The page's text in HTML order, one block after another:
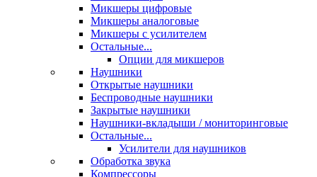
Микшеры цифровые
Микшеры аналоговые
Микшеры с усилителем
Остальные...
Опции для микшеров
Наушники
Открытые наушники
Беспроводные наушники
Закрытые наушники
Наушники-вкладыши / мониторинговые
Остальные...
Усилители для наушников
Обработка звука
Компрессоры